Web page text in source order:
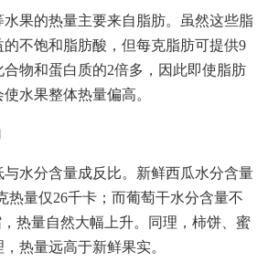
果的热量主要来自脂肪。虽然这些脂
不饱和脂肪酸，但每克脂肪可提供9
物和蛋白质的2倍多，因此即使脂肪
水果整体热量偏高。
与水分含量成反比。新鲜西瓜水分含量
热量仅26千卡；而葡萄干水分含量不
热量自然大幅上升。同理，柿饼、蜜
热量远高于新鲜果实。